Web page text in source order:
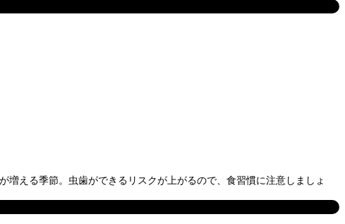
える季節。虫歯ができるリスクが上がるので、食習慣に注意しましょ